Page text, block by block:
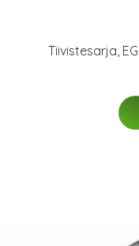
Tiivistesarja,